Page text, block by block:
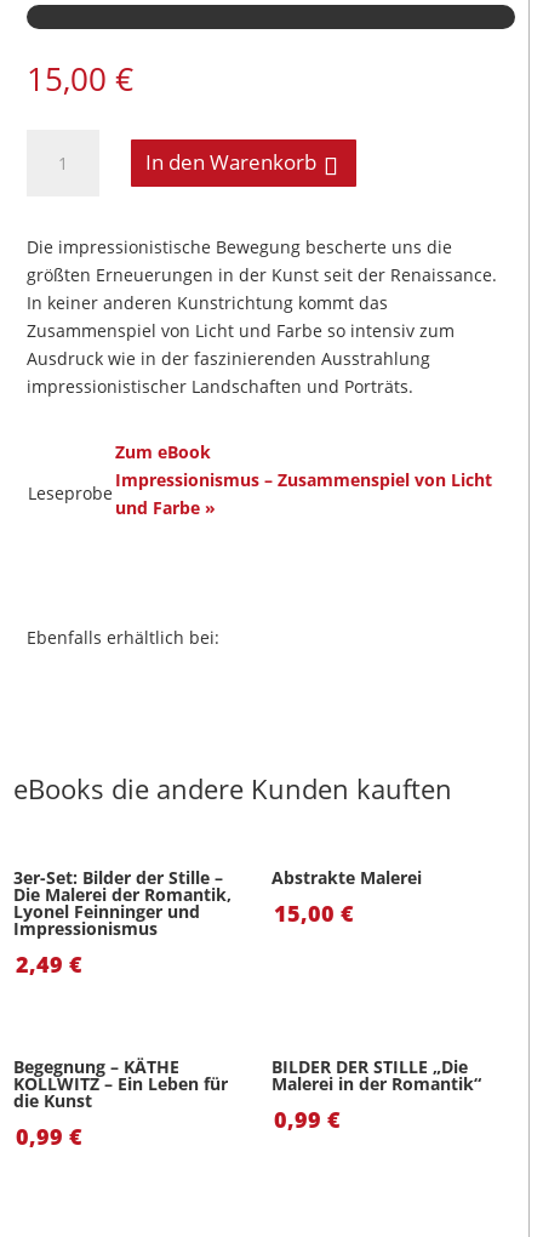
15,00 €
Impressionismus
Licht
und
Farbe
Menge
In den Warenkorb
Die impressionistische Bewegung bescherte uns die
größten Erneuerungen in der Kunst seit der Renaissance.
In keiner anderen Kunstrichtung kommt das
Zusammenspiel von Licht und Farbe so intensiv zum
Ausdruck wie in der faszinierenden Ausstrahlung
impressionistischer Landschaften und Porträts.
Leseprobe
Zum eBook
Impressionismus – Zusammenspiel von Licht
und Farbe »
Ebenfalls erhältlich bei:
eBooks die andere Kunden kauften
3er-Set: Bilder der Stille –
Die Malerei der Romantik,
Lyonel Feinninger und
Impressionismus
2,49€
Abstrakte Malerei
15,00€
Begegnung – KÄTHE
KOLLWITZ – Ein Leben für
die Kunst
0,99€
BILDER DER STILLE „Die
Malerei in der Romantik“
0,99€